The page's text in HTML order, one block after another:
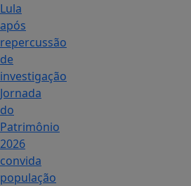
Lula
após
repercussão
de
investigação
Jornada
do
Patrimônio
2026
convida
população